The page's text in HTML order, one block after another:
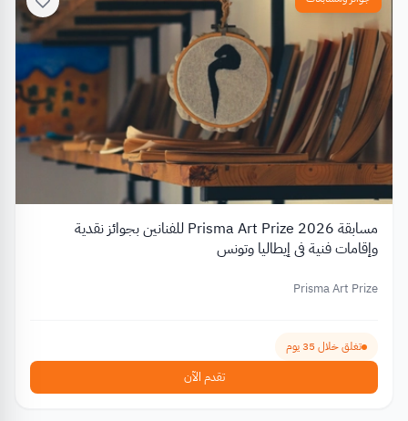
مسابقة Prisma Art Prize 2026 للفنانين بجوائز نقدية
وإقامات فنية في إيطاليا وتونس
Prisma Art Prize
تغلق خلال 35 يوم
تقدم الآن